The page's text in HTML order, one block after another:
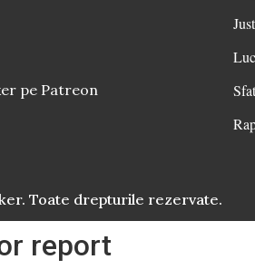
pe Patreon
Toate drepturile rezervate.
report